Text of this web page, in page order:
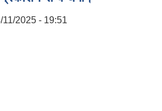
11/2025 - 19:51